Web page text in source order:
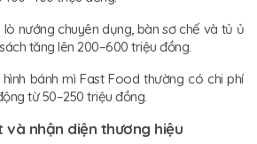
nướng chuyên dụng, bàn sơ chế và tủ ủ
tăng lên 200–600 triệu đồng.
bánh mì Fast Food thường có chi phí
từ 50–250 triệu đồng.
và nhận diện thương hiệu